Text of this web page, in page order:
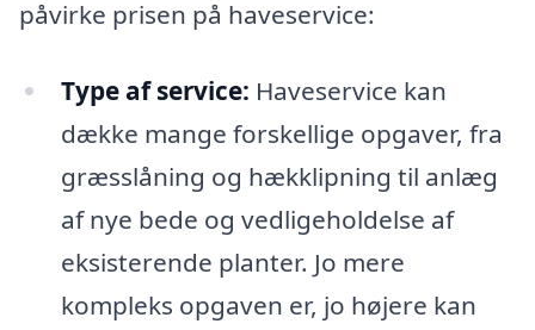
påvirke prisen på haveservice:
Type af service: Haveservice kan
dække mange forskellige opgaver, fra
græsslåning og hækklipning til anlæg
af nye bede og vedligeholdelse af
eksisterende planter. Jo mere
kompleks opgaven er, jo højere kan